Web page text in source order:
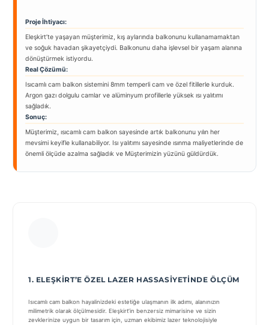
Proje İhtiyacı:
Eleşkirt’te yaşayan müşterimiz, kış aylarında balkonunu kullanamamaktan
ve soğuk havadan şikayetçiydi. Balkonunu daha işlevsel bir yaşam alanına
dönüştürmek istiyordu.
Real Çözümü:
Isıcamlı cam balkon sistemini 8mm temperli cam ve özel fitillerle kurduk.
Argon gazı dolgulu camlar ve alüminyum profillerle yüksek ısı yalıtımı
sağladık.
Sonuç:
Müşterimiz, ısıcamlı cam balkon sayesinde artık balkonunu yılın her
mevsimi keyifle kullanabiliyor. Isı yalıtımı sayesinde ısınma maliyetlerinde de
önemli ölçüde azalma sağladık ve Müşterimizin yüzünü güldürdük.
1. ELEŞKIRT’E ÖZEL LAZER HASSASIYETINDE ÖLÇÜM
Isıcamlı cam balkon hayalinizdeki estetiğe ulaşmanın ilk adımı, alanınızın
milimetrik olarak ölçülmesidir. Eleşkirt’in benzersiz mimarisine ve sizin
zevklerinize uygun bir tasarım için, uzman ekibimiz lazer teknolojisiyle